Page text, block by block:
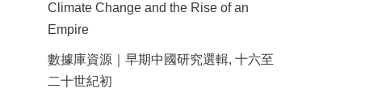
Climate Change and the Rise of an
Empire
數據庫資源｜早期中國研究選輯, 十六至
二十世紀初